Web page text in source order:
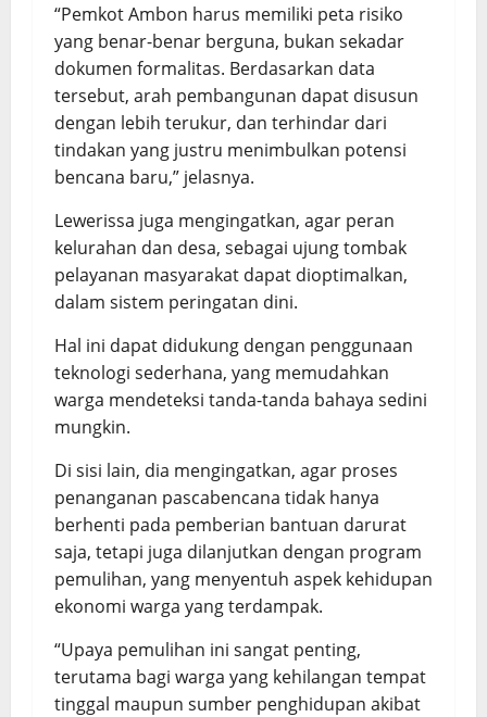
“Pemkot Ambon harus memiliki peta risiko
yang benar-benar berguna, bukan sekadar
dokumen formalitas. Berdasarkan data
tersebut, arah pembangunan dapat disusun
dengan lebih terukur, dan terhindar dari
tindakan yang justru menimbulkan potensi
bencana baru,” jelasnya.
Lewerissa juga mengingatkan, agar peran
kelurahan dan desa, sebagai ujung tombak
pelayanan masyarakat dapat dioptimalkan,
dalam sistem peringatan dini.
Hal ini dapat didukung dengan penggunaan
teknologi sederhana, yang memudahkan
warga mendeteksi tanda-tanda bahaya sedini
mungkin.
Di sisi lain, dia mengingatkan, agar proses
penanganan pascabencana tidak hanya
berhenti pada pemberian bantuan darurat
saja, tetapi juga dilanjutkan dengan program
pemulihan, yang menyentuh aspek kehidupan
ekonomi warga yang terdampak.
“Upaya pemulihan ini sangat penting,
terutama bagi warga yang kehilangan tempat
tinggal maupun sumber penghidupan akibat